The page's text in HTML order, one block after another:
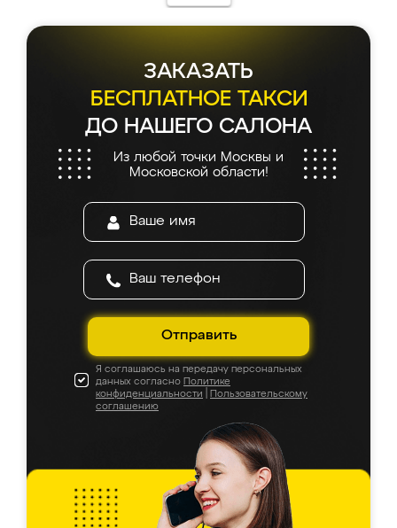
ЗАКАЗАТЬ
БЕСПЛАТНОЕ ТАКСИ
ДО НАШЕГО САЛОНА
Из любой точки Москвы и
Московской области!
Отправить
Я соглашаюсь на передачу персональных
данных согласно Политике
конфиденциальности
Пользовательскому
соглашению